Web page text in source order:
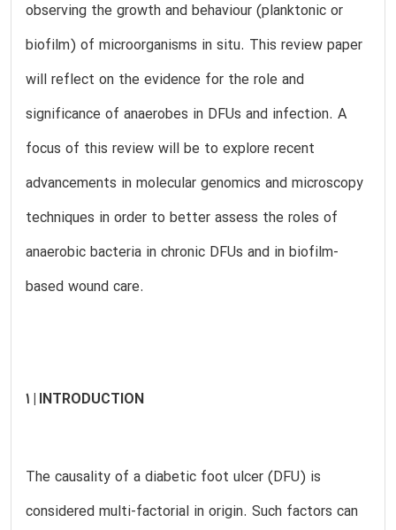
observing the growth and behaviour (planktonic or
biofilm) of microorganisms in situ. This review paper
will reflect on the evidence for the role and
significance of anaerobes in DFUs and infection. A
focus of this review will be to explore recent
advancements in molecular genomics and microscopy
techniques in order to better assess the roles of
anaerobic bacteria in chronic DFUs and in biofilm-
based wound care.
1 | INTRODUCTION
The causality of a diabetic foot ulcer (DFU) is
considered multi-factorial in origin. Such factors can